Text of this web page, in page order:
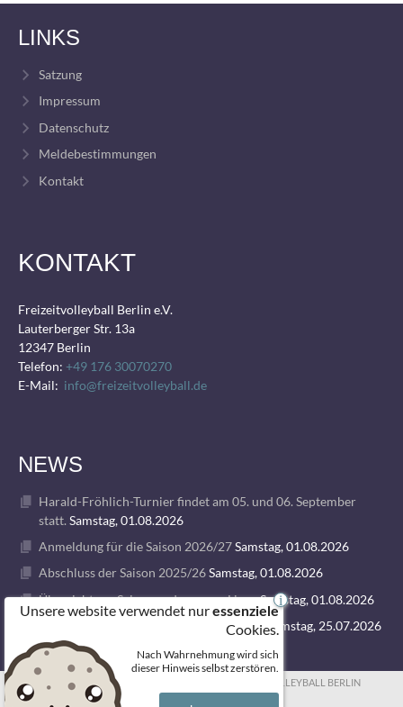
LINKS
Satzung
Impressum
Datenschutz
Meldebestimmungen
Kontakt
KONTAKT
Freizeitvolleyball Berlin e.V.
Lauterberger Str. 13a
12347 Berlin
Telefon: +49 176 30070270
E-Mail: info@freizeitvolleyball.de
NEWS
Harald-Fröhlich-Turnier findet am 05. und 06. September
statt. Samstag, 01.08.2026
Anmeldung für die Saison 2026/27Samstag, 01.08.2026
Abschluss der Saison 2025/26Samstag, 01.08.2026
Übersicht zur Saison und unseren LigenSamstag, 01.08.2026
1. VOLLEY GODS SUMMER CAMP 2026Samstag, 25.07.2026
© 2026 FREIZEITVOLLEYBALL BERLIN
Unsere website verwendet nuressenziele
Cookies.
Nach Wahrnehmung wird sich
dieser Hinweis selbst zerstören.
i